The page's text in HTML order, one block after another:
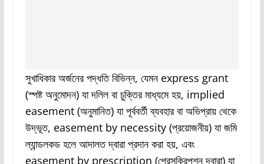
সুখাধিকার অর্জনের পদ্ধতি বিভিন্ন, যেমন express grant
(স্পষ্ট অনুমোদন) যা দলিল বা চুক্তির মাধ্যমে হয়, implied
easement (অনুমানিত) যা পূর্ববর্তী ব্যবহার বা অভিপ্রায় থেকে
উদ্ভূত, easement by necessity (প্রয়োজনীয়) যা জমি
ল্যান্ডলকড হলে আদালত দ্বারা প্রদান করা হয়, এবং
easement by prescription (প্রেসক্রিপশন দ্বারা) যা